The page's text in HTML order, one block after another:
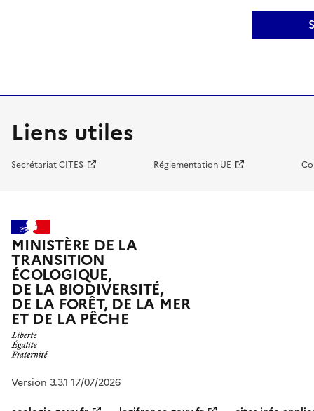
Liens utiles
Secrétariat CITES Réglementation UE
MINISTÈRE DE LA
TRANSITION
ÉCOLOGIQUE,
DE LA BIODIVERSITÉ,
DE LA FORÊT, DE LA MER
ET DE LA PÊCHE
Version 3.3.1 17/07/2026